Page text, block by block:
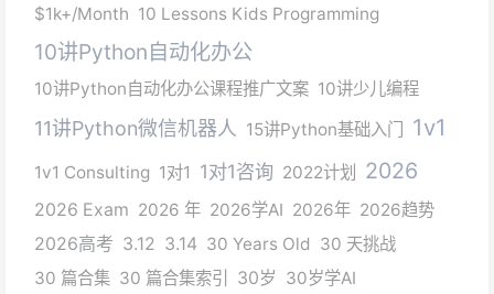
$1k+/Month 10 Lessons Kids Programming
10讲Python自动化办公
10讲Python自动化办公课程推广文案 10讲少儿编程
11讲Python微信机器人 15讲Python基础入门 1v1
1v1 Consulting 1对1 1对1咨询 2022计划 2026
2026 Exam 2026 年 2026学AI 2026年 2026趋势
2026高考 3.12 3.14 30 Years Old 30 天挑战
30 篇合集 30 篇合集索引 30岁 30岁学AI